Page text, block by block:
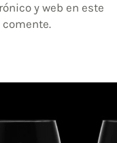
y web en este
comente.